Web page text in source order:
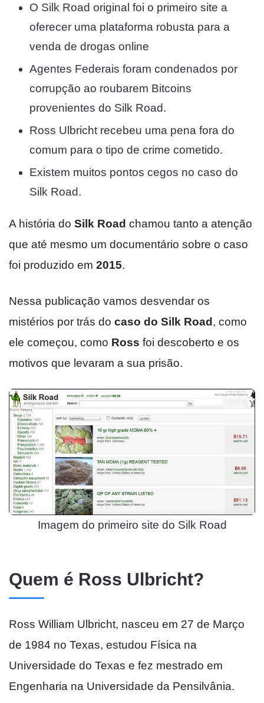
O Silk Road original foi o primeiro site a
oferecer uma plataforma robusta para a
venda de drogas online
Agentes Federais foram condenados por
corrupção ao roubarem Bitcoins
provenientes do Silk Road.
Ross Ulbricht recebeu uma pena fora do
comum para o tipo de crime cometido.
Existem muitos pontos cegos no caso do
Silk Road.
A história do Silk Road chamou tanto a atenção
que até mesmo um documentário sobre o caso
foi produzido em 2015.
Nessa publicação vamos desvendar os
mistérios por trás do caso do Silk Road, como
ele começou, como Ross foi descoberto e os
motivos que levaram a sua prisão.
Imagem do primeiro site do Silk Road
Quem é Ross Ulbricht?
Ross William Ulbricht, nasceu em 27 de Março
de 1984 no Texas, estudou Física na
Universidade do Texas e fez mestrado em
Engenharia na Universidade da Pensilvânia.